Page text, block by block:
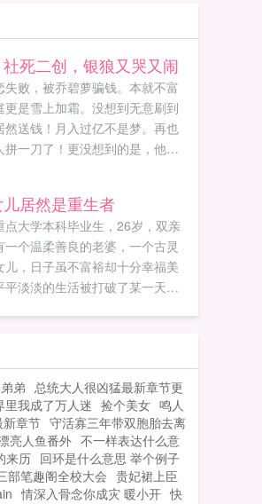
死二创，银狼又哭又闹
失败，被乔碧萝骗钱。本就不富
更是雪上加霜。没想到无意刷到
然送钱！月入过亿不是梦。再也
拼一刀了！更没想到的是，他刷
的问题。一条热搜通讯。［震
者居然拥有14的卡夫卡血
］三月七一...
居然是重生者
点大学本科毕业生，26岁，双亲
一个温柔善良的老婆，一个古灵
儿，日子虽不富裕却十分幸福美
平淡淡的生活被打破了某一天下
物纯属虚构，如有雷同，纯属巧
喜欢我的女儿居然是重生者，别
给朋友...
弟 总统大人很凶猛最新章节更
里我成了万人迷 捡个美女 鸣人
新章节 守活寡三年带双胞胎去离
亮人鱼番外 不一样表达什么意
来历 回环是什么意思 举个例子
部笔趣阁全校大会 贵妃裙上臣
情深入骨念你成灾 暖小开 快